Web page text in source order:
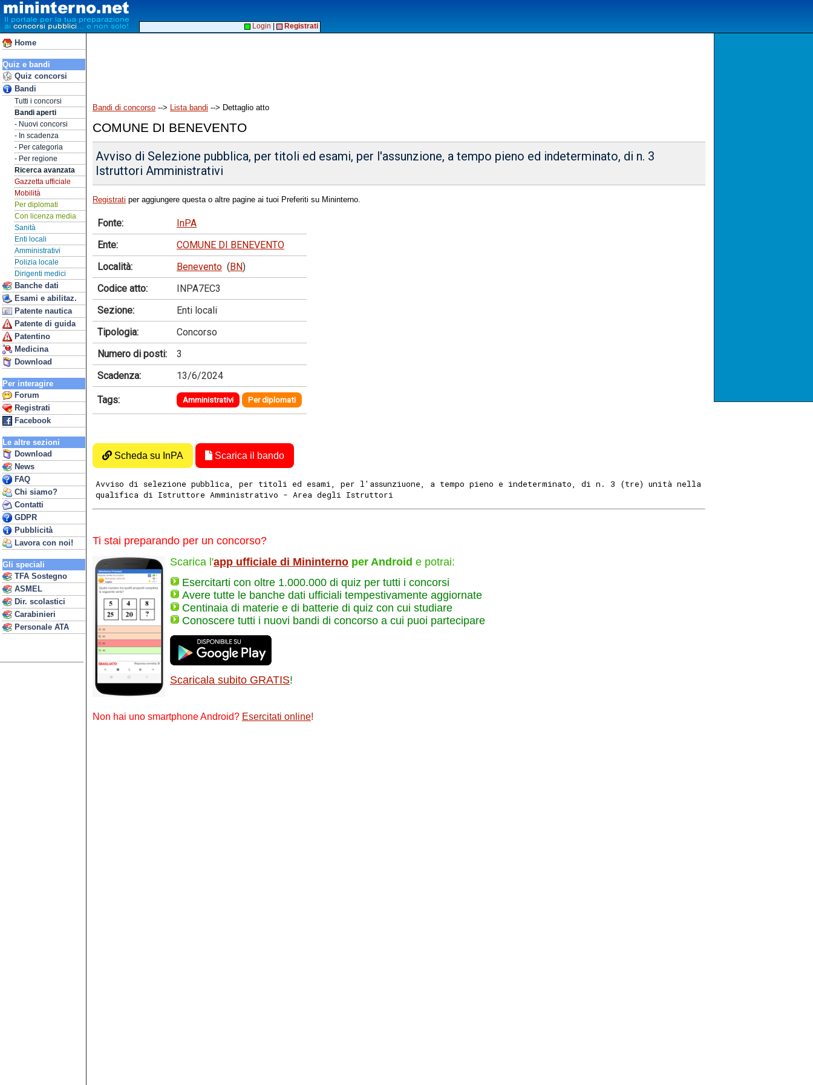
Home
Quiz e bandi
Quiz concorsi
Bandi
Tutti i concorsi
Bandi aperti
- Nuovi concorsi
- In scadenza
- Per categoria
- Per regione
Ricerca avanzata
Gazzetta ufficiale
Mobilità
Per diplomati
Con licenza media
Sanità
Enti locali
Amministrativi
Polizia locale
Dirigenti medici
Banche dati
Esami e abilitaz.
Patente nautica
Patente di guida
Patentino
Medicina
Download
Per interagire
Forum
Registrati
Facebook
Le altre sezioni
Download
News
FAQ
Chi siamo?
Contatti
GDPR
Pubblicità
Lavora con noi!
Gli speciali
TFA Sostegno
ASMEL
Dir. scolastici
Carabinieri
Personale ATA
Login Registrati
Bandi di concorso --> Lista bandi --> Dettaglio atto
COMUNE DI BENEVENTO
Avviso di Selezione pubblica, per titoli ed esami, per l'assunzione, a tempo pieno ed indeterminato, di n. 3
Istruttori Amministrativi
Registrati per aggiungere questa o altre pagine ai tuoi Preferiti su Mininterno.
Fonte:
InPA
Ente:
COMUNE DI BENEVENTO
Località:
Benevento (BN)
Codice atto:
INPA7EC3
Sezione:
Enti locali
Tipologia:
Concorso
Numero di posti:
3
Scadenza:
13/6/2024
Tags: Amministrativi Per diplomati
Scheda su InPA Scarica il bando
Avviso di selezione pubblica, per titoli ed esami, per l'assunziuone, a tempo pieno e indeterminato, di n. 3 (tre) unità nella
qualifica di Istruttore Amministrativo - Area degli Istruttori
Ti stai preparando per un concorso?
Scarica l'app ufficiale di Mininterno per Android e potrai:
Esercitarti con oltre 1.000.000 di quiz per tutti i concorsi
Avere tutte le banche dati ufficiali tempestivamente aggiornate
Centinaia di materie e di batterie di quiz con cui studiare
Conoscere tutti i nuovi bandi di concorso a cui puoi partecipare
Scaricala subito GRATIS!
Non hai uno smartphone Android? Esercitati online!